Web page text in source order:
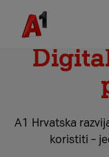
Skip to Main Content
A1 Hrvatska
koristiti –